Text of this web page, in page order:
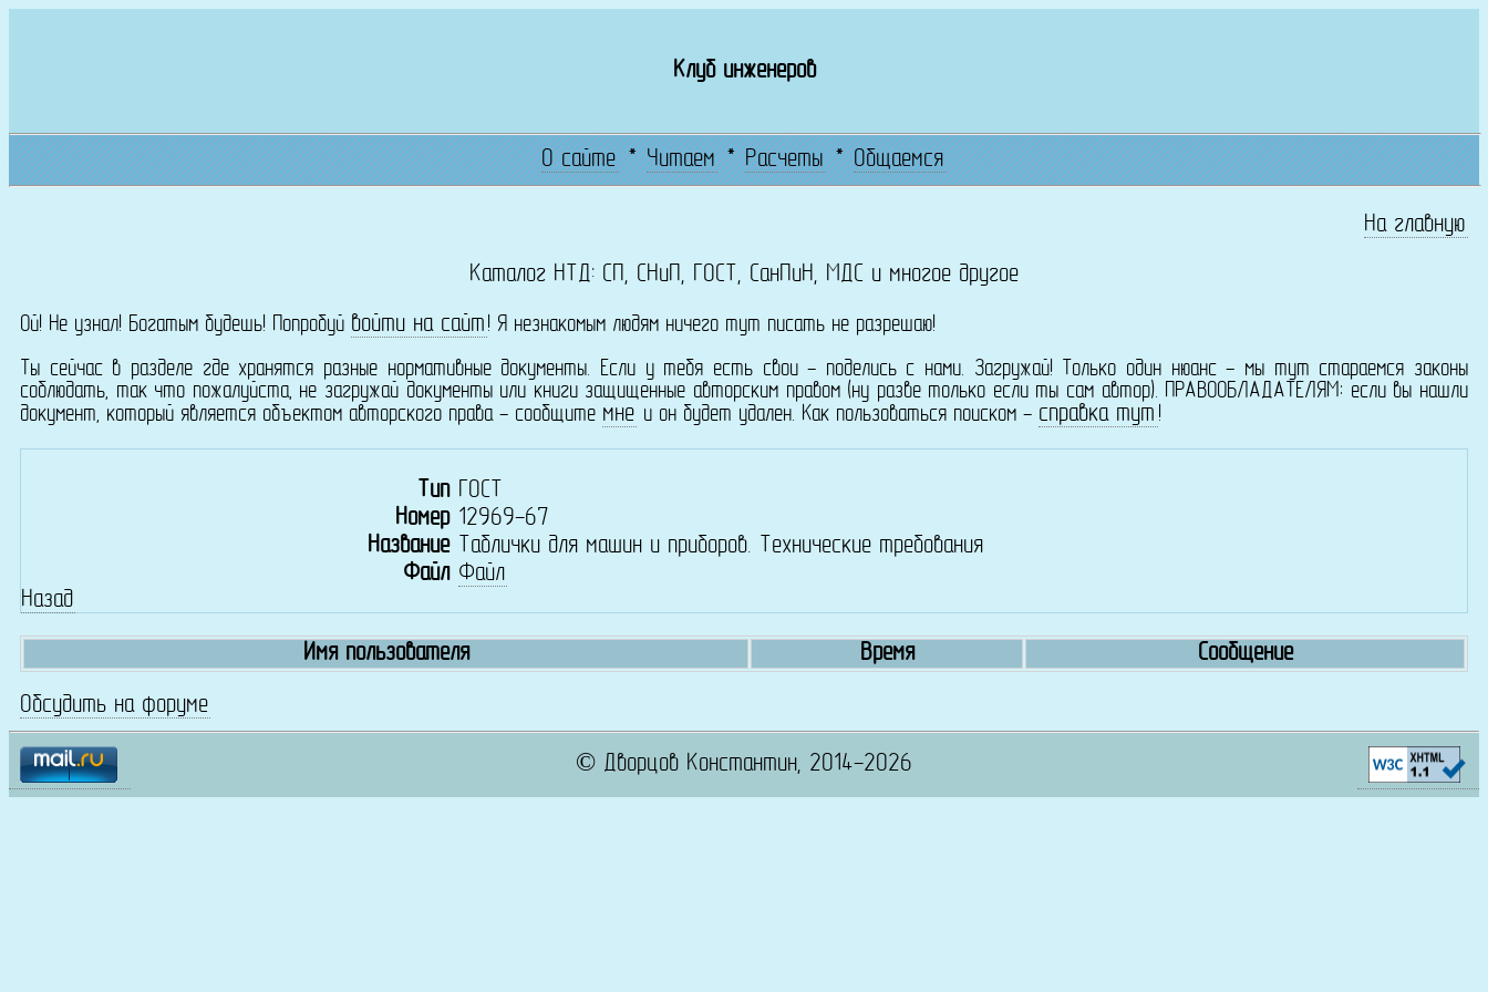
Клуб инженеров
О сайте*Читаем*Расчеты*Общаемся
На главную
Каталог НТД: СП, СНиП, ГОСТ, СанПиН, МДС и многое другое
Ой! Не узнал! Богатым будешь! Попробуй войти на сайт ! Я незнакомым людям ничего тут писать не разрешаю!
Ты сейчас в разделе где хранятся разные нормативные документы. Если у тебя есть свои - поделись с нами. Загружай! Только один нюанс - мы тут стараемся законы
соблюдать, так что пожалуйста, не загружай документы или книги защищенные авторским правом (ну разве только если ты сам автор). ПРАВООБЛАДАТЕЛЯМ: если вы нашли
документ, который является объектом авторского права - сообщите мне и он будет удален. Как пользоваться поиском - справка тут !
Тип ГОСТ
Номер 12969-67
Название Таблички для машин и приборов. Технические требования
Файл Файл
Назад
Имя пользователя Время Сообщение
Обсудить на форуме
© Дворцов Константин, 2014-2026